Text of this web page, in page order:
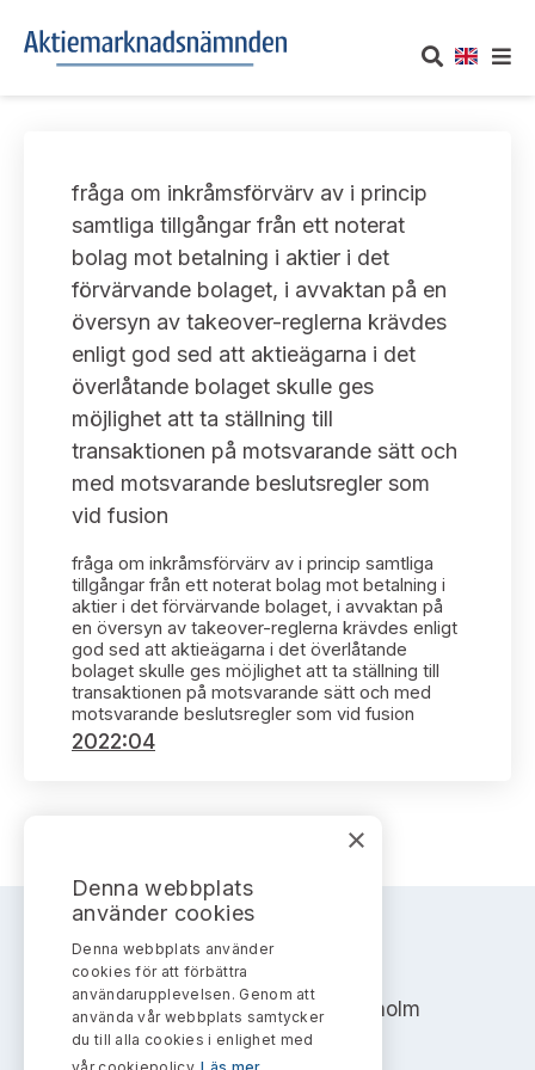
Om oss
Vårt uppdrag
Informationsgivning
Arbetssätt och jävsfrågor
Stadgar
Arbetsordning
Ledamöter
Huvudmän
Verksamhetsberättelser
Publikationer och anföranden
UTTALANDEN
Om nämndens uttalanden
Framställningar och konsultation
Uttalanden sorterade efter publiceringsdatum
Samtliga uttalanden sorterade årsvis
Uttalanden sorterade ämnesvis
Sök uttalanden
Avgifter
Prenumerera
TAKEOVER-REGLER
Takeover-regler för reglerade marknader och vissa
handelsplattformar
AKTUELLT
Nyheter och pressmeddelanden
Prenumerera
KONTAKT
Kontakt angående ansökningar och uttalanden
Kontakt administrativa ärenden
fråga om inkråmsförvärv av i princip
samtliga tillgångar från ett noterat
bolag mot betalning i aktier i det
förvärvande bolaget, i avvaktan på en
översyn av takeover-reglerna krävdes
enligt god sed att aktieägarna i det
överlåtande bolaget skulle ges
möjlighet att ta ställning till
transaktionen på motsvarande sätt och
med motsvarande beslutsregler som
vid fusion
fråga om inkråmsförvärv av i princip samtliga
tillgångar från ett noterat bolag mot betalning i
aktier i det förvärvande bolaget, i avvaktan på
en översyn av takeover-reglerna krävdes enligt
god sed att aktieägarna i det överlåtande
bolaget skulle ges möjlighet att ta ställning till
transaktionen på motsvarande sätt och med
motsvarande beslutsregler som vid fusion
2022:04
AKTIEMARKNADSNÄMNDEN
Address: Box 7354, 103 90 Stockholm
info@aktiemarknadsnamnden.se
×
Denna webbplats
använder cookies
Denna webbplats använder
cookies för att förbättra
användarupplevelsen. Genom att
använda vår webbplats samtycker
du till alla cookies i enlighet med